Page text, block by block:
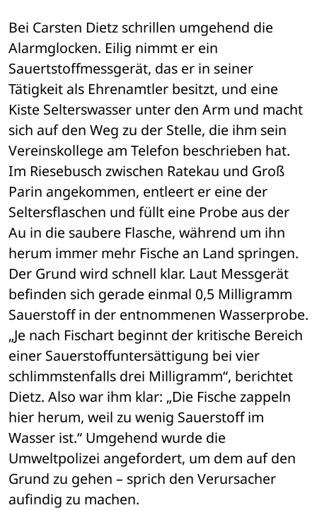
Bei Carsten Dietz schrillen umgehend die
Alarmglocken. Eilig nimmt er ein
Sauertstoffmessgerät, das er in seiner
Tätigkeit als Ehrenamtler besitzt, und eine
Kiste Selterswasser unter den Arm und macht
sich auf den Weg zu der Stelle, die ihm sein
Vereinskollege am Telefon beschrieben hat.
Im Riesebusch zwischen Ratekau und Groß
Parin angekommen, entleert er eine der
Seltersflaschen und füllt eine Probe aus der
Au in die saubere Flasche, während um ihn
herum immer mehr Fische an Land springen.
Der Grund wird schnell klar. Laut Messgerät
befinden sich gerade einmal 0,5 Milligramm
Sauerstoff in der entnommenen Wasserprobe.
„Je nach Fischart beginnt der kritische Bereich
einer Sauerstoffuntersättigung bei vier
schlimmstenfalls drei Milligramm“, berichtet
Dietz. Also war ihm klar: „Die Fische zappeln
hier herum, weil zu wenig Sauerstoff im
Wasser ist.“ Umgehend wurde die
Umweltpolizei angefordert, um dem auf den
Grund zu gehen – sprich den Verursacher
aufindig zu machen.